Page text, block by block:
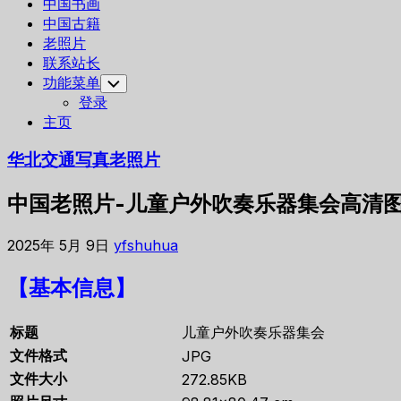
中国古籍
老照片
联系站长
功能菜单 Toggle
Child
Menu
登录
主页
华北交通写真老照片
中国老照片-儿童户外吹奏乐器集会高清
2025年 5月 9日 yfshuhua
【基本信息】
标题
儿童户外吹奏乐器集会
文件格式
JPG
文件大小
272.85KB